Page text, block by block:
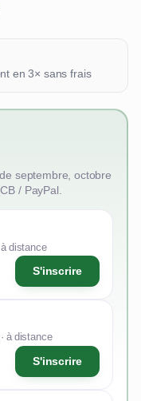
en 3× sans frais
septembre, octobre
/ PayPal.
distance
S'inscrire
à distance
S'inscrire